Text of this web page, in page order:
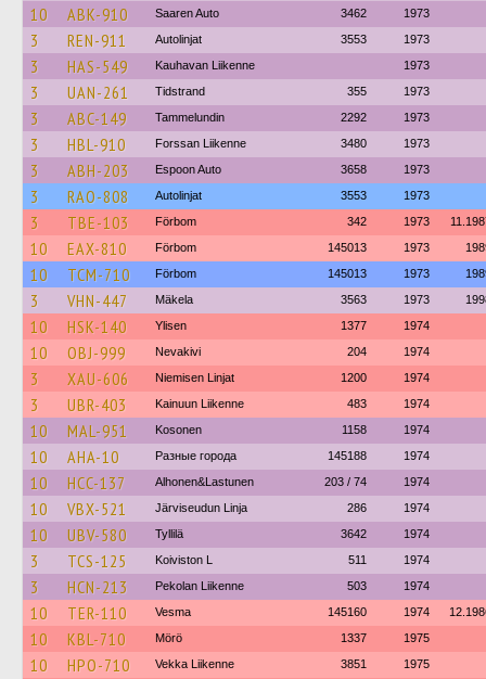
10 ABK-910 Saaren Auto 3462 1973
3 REN-911 Autolinjat 3553 1973
3 HAS-549 Kauhavan Liikenne 1973
3 UAN-261 Tidstrand 355 1973
3 ABC-149 Tammelundin 2292 1973
3 HBL-910 Forssan Liikenne 3480 1973
3 ABH-203 Espoon Auto 3658 1973
3 RAO-808 Autolinjat 3553 1973
3 TBE-103 Förbom 342 1973
10 EAX-810 Förbom 145013 1973
10 TCM-710 Förbom 145013 1973
3 VHN-447 Mäkela 3563 1973
10 HSK-140 Ylisen 1377 1974
10 OBJ-999 Nevakivi 204 1974
3 XAU-606 Niemisen Linjat 1200 1974
3 UBR-403 Kainuun Liikenne 483 1974
10 MAL-951 Kosonen 1158 1974
10 AHA-10 Разные города 145188 1974
10 HCC-137 Alhonen&Lastunen 203 / 74 1974
10 VBX-521 Järviseudun Linja 286 1974
10 UBV-580 Tyllilä 3642 1974
3 TCS-125 Koiviston L 511 1974
3 HCN-213 Pekolan Liikenne 503 1974
10 TER-110 Vesma 145160 1974
10 KBL-710 Mörö 1337 1975
10 HPO-710 Vekka Liikenne 3851 1975